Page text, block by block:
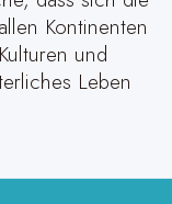
Kontinenten
und
Leben